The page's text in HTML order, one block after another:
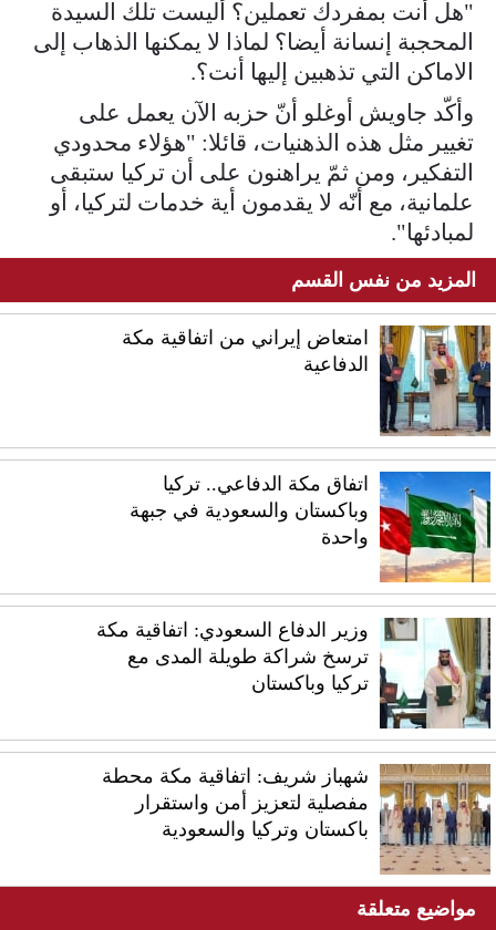
"هل أنت بمفردك تعملين؟ أليست تلك السيدة
المحجبة إنسانة أيضا؟ لماذا لا يمكنها الذهاب إلى
الاماكن التي تذهبين إليها أنت؟.
وأكّد جاويش أوغلو أنّ حزبه الآن يعمل على
تغيير مثل هذه الذهنيات، قائلا: "هؤلاء محدودي
التفكير، ومن ثمّ يراهنون على أن تركيا ستبقى
علمانية، مع أنّه لا يقدمون أية خدمات لتركيا، أو
لمبادئها".
المزيد من نفس القسم
امتعاض إيراني من اتفاقية مكة
الدفاعية
اتفاق مكة الدفاعي.. تركيا
وباكستان والسعودية في جبهة
واحدة
وزير الدفاع السعودي: اتفاقية مكة
ترسخ شراكة طويلة المدى مع
تركيا وباكستان
شهباز شريف: اتفاقية مكة محطة
مفصلية لتعزيز أمن واستقرار
باكستان وتركيا والسعودية
مواضيع متعلقة